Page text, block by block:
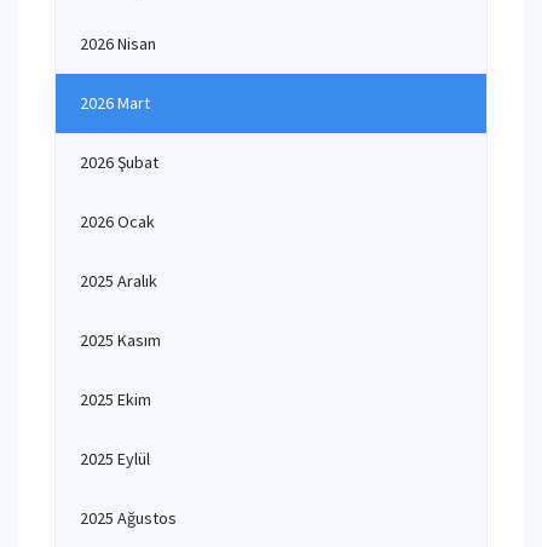
2026 Nisan
2026 Mart
2026 Şubat
2026 Ocak
2025 Aralık
2025 Kasım
2025 Ekim
2025 Eylül
2025 Ağustos